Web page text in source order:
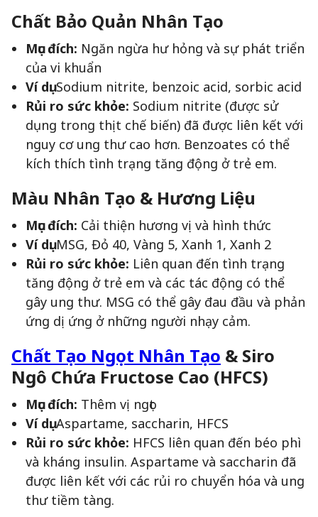
Chất Bảo Quản Nhân Tạo
Mục đích: Ngăn ngừa hư hỏng và sự phát triển
của vi khuẩn
Ví dụ:Sodium nitrite, benzoic acid, sorbic acid
Rủi ro sức khỏe: Sodium nitrite (được sử
dụng trong thịt chế biến) đã được liên kết với
nguy cơ ung thư cao hơn. Benzoates có thể
kích thích tình trạng tăng động ở trẻ em.
Màu Nhân Tạo & Hương Liệu
Mục đích: Cải thiện hương vị và hình thức
Ví dụ:MSG, Đỏ 40, Vàng 5, Xanh 1, Xanh 2
Rủi ro sức khỏe: Liên quan đến tình trạng
tăng động ở trẻ em và các tác động có thể
gây ung thư. MSG có thể gây đau đầu và phản
ứng dị ứng ở những người nhạy cảm.
Chất Tạo Ngọt Nhân Tạo & Siro
Ngô Chứa Fructose Cao (HFCS)
Mục đích: Thêm vị ngọt
Ví dụ:Aspartame, saccharin, HFCS
Rủi ro sức khỏe: HFCS liên quan đến béo phì
và kháng insulin. Aspartame và saccharin đã
được liên kết với các rủi ro chuyển hóa và ung
thư tiềm tàng.